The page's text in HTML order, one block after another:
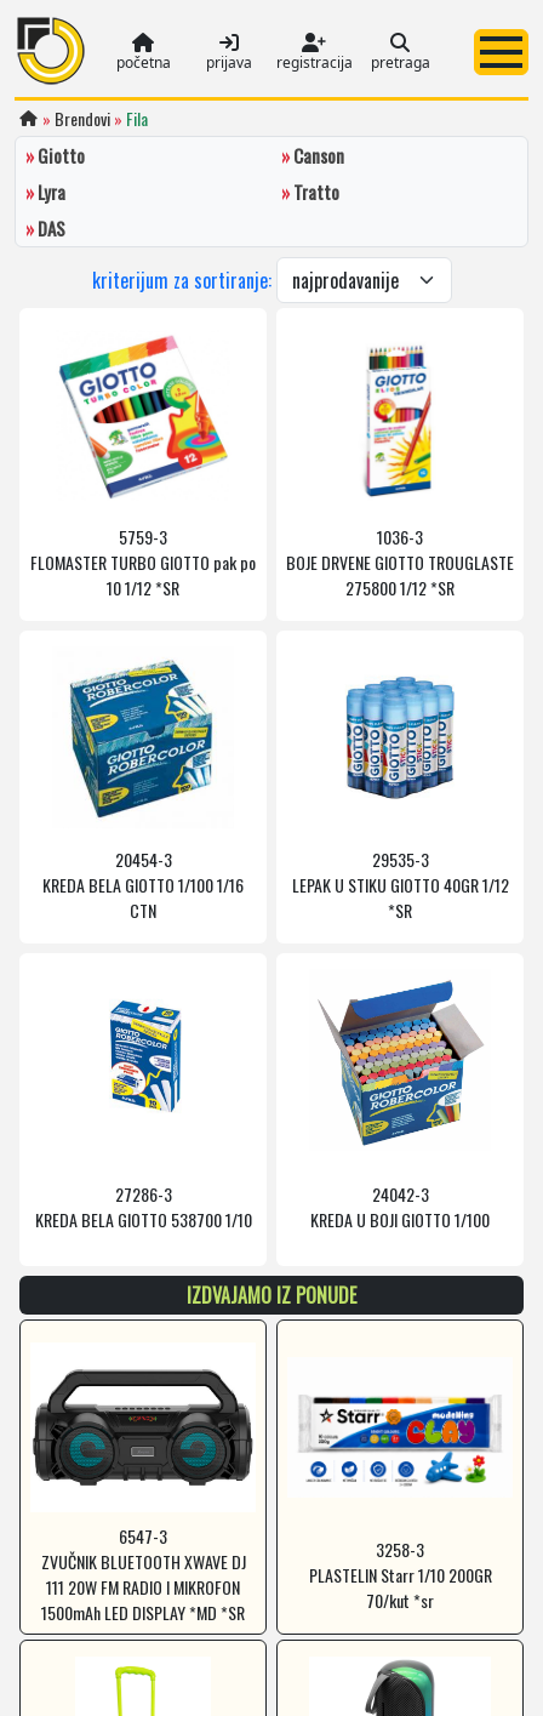
početna prijava registracija pretraga
» Brendovi» Fila
»Giotto »Canson
»Lyra »Tratto
»DAS
kriterijum za sortiranje:
5759-3
FLOMASTER TURBO GIOTTO pak po
10 1/12 *SR
1036-3
BOJE DRVENE GIOTTO TROUGLASTE
275800 1/12 *SR
20454-3
KREDA BELA GIOTTO 1/100 1/16
CTN
29535-3
LEPAK U STIKU GIOTTO 40GR 1/12
*SR
27286-3
KREDA BELA GIOTTO 538700 1/10
24042-3
KREDA U BOJI GIOTTO 1/100
IZDVAJAMO IZ PONUDE
6547-3
ZVUČNIK BLUETOOTH XWAVE DJ
111 20W FM RADIO I MIKROFON
1500mAh LED DISPLAY *MD *SR
3258-3
PLASTELIN Starr 1/10 200GR
70/kut *sr